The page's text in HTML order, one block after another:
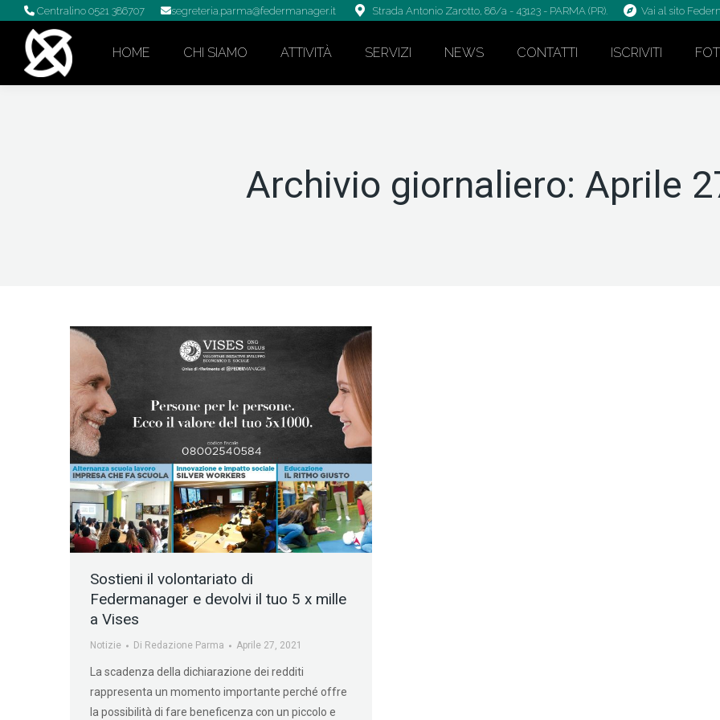
Centralino 0521 386707 segreteria.parma@federmanager.it Strada Antonio Zarotto, 86/a - 43123 - PARMA (PR). Vai al sito
HOME CHI SIAMO ATTIVITÀ SERVIZI NEWS CONTATTI ISCRIVITI
Archivio giornaliero: Aprile
Sostieni il volontariato di
Federmanager e devolvi il tuo 5 x mille
a Vises
Notizie Di Redazione Parma Aprile 27, 2021
La scadenza della dichiarazione dei redditi
rappresenta un momento importante perché offre
la possibilità di fare beneficenza con un piccolo e